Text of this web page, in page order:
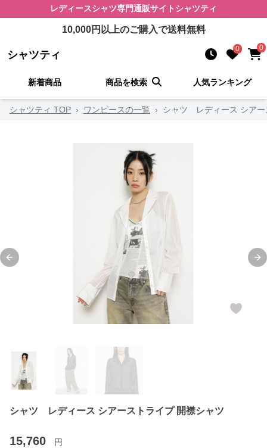
レディースシャツ専門通販サイト シャツティ
10,000円以上のご購入で送料無料
シャツティ 0 0
新着商品 商品を検索 人気ランキング
シャツティ TOP › ワンピースの一覧 › シャツ レディース シアー
Previous slide
シャツ レディース シアーストライプ 開襟シャツ
15,760 円